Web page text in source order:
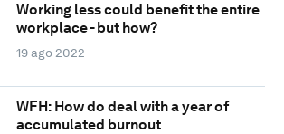
Working less could benefit the entire
workplace - but how?
19 ago 2022
WFH: How do deal with a year of
accumulated burnout